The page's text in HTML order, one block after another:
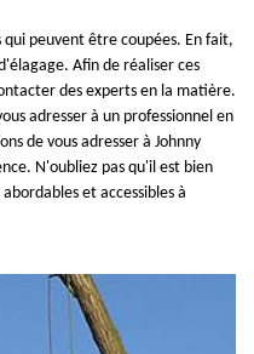
qui peuvent être coupées. En fait,
Afin de réaliser ces
des experts en la matière.
adresser à un professionnel en
de vous adresser à Johnny
N'oubliez pas qu'il est bien
et accessibles à